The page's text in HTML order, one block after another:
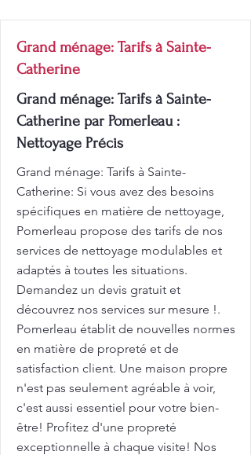
Grand ménage: Tarifs à Sainte-
Catherine
Grand ménage: Tarifs à Sainte-
Catherine par Pomerleau :
Nettoyage Précis
Grand ménage: Tarifs à Sainte-
Catherine: Si vous avez des besoins
spécifiques en matière de nettoyage,
Pomerleau propose des tarifs de nos
services de nettoyage modulables et
adaptés à toutes les situations.
Demandez un devis gratuit et
découvrez nos services sur mesure !.
Pomerleau établit de nouvelles normes
en matière de propreté et de
satisfaction client. Une maison propre
n'est pas seulement agréable à voir,
c'est aussi essentiel pour votre bien-
être! Profitez d'une propreté
exceptionnelle à chaque visite! Nos